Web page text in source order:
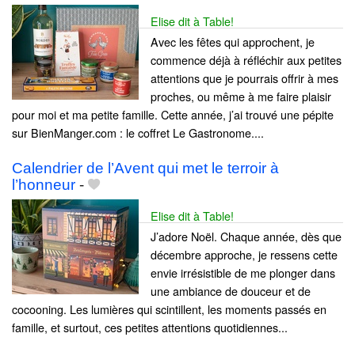
Elise dit à Table!
Avec les fêtes qui approchent, je
commence déjà à réfléchir aux petites
attentions que je pourrais offrir à mes
proches, ou même à me faire plaisir
pour moi et ma petite famille. Cette année, j’ai trouvé une pépite
sur BienManger.com : le coffret Le Gastronome....
Calendrier de l’Avent qui met le terroir à
l’honneur -
Elise dit à Table!
J’adore Noël. Chaque année, dès que
décembre approche, je ressens cette
envie irrésistible de me plonger dans
une ambiance de douceur et de
cocooning. Les lumières qui scintillent, les moments passés en
famille, et surtout, ces petites attentions quotidiennes...